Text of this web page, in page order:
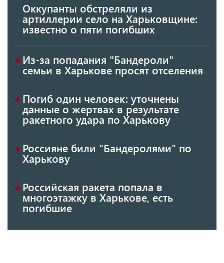
Оккупанты обстреляли из
артиллерии село на Харьковщине:
известно о пяти погибших
Из-за попадания "Бандероли"
семьи в Харькове просят отселения
Погиб один человек: уточнены
данные о жертвах в результате
ракетного удара по Харькову
Россияне били "Бандеролями" по
Харькову
Российская ракета попала в
многоэтажку в Харькове, есть
погибшие